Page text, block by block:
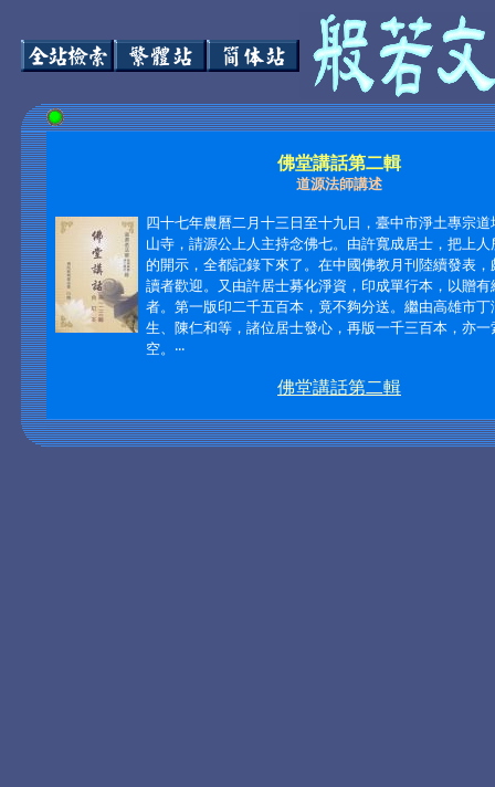
佛堂講話第二輯
道源法師講述
四十七年農曆二月十三日至十九日，臺中市淨土專宗道
山寺，請源公上人主持念佛七。由許寬成居士，把上人
的開示，全都記錄下來了。在中國佛教月刊陸續發表，
讀者歡迎。又由許居士募化淨資，印成單行本，以贈有
者。第一版印二千五百本，竟不夠分送。繼由高雄市丁
生、陳仁和等，諸位居士發心，再版一千三百本，亦一
空。‧‧‧
佛堂講話第二輯